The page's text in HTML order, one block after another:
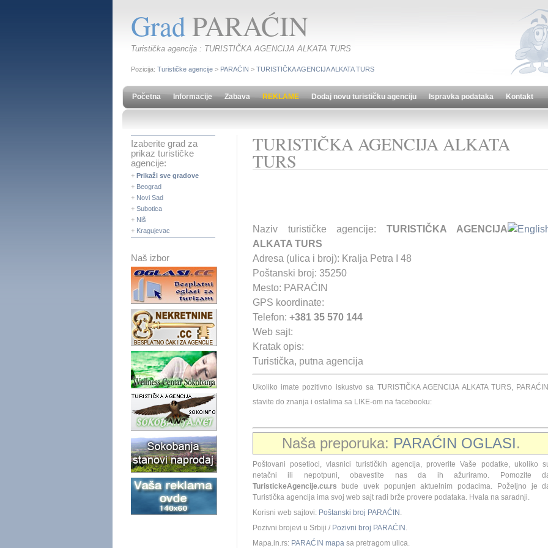
GradPARAĆIN
Turistička agencija : TURISTIČKA AGENCIJA ALKATA TURS
Pozicija: Turističke agencije > PARAĆIN > TURISTIČKA AGENCIJA ALKATA TURS
Početna Informacije Zabava REKLAME Dodaj novu turističku agenciju Ispravka podataka Kontakt
Izaberite grad za
prikaz turističke
agencije:
+ Prikaži sve gradove
+ Beograd
+ Novi Sad
+ Subotica
+ Niš
+ Kragujevac
Naš izbor
TURISTIČKA AGENCIJA ALKATA
TURS
Naziv turističke agencije:TURISTIČKA AGENCIJA
ALKATA TURS
Adresa (ulica i broj): Kralja Petra I 48
Poštanski broj: 35250
Mesto: PARAĆIN
GPS koordinate:
Telefon: +381 35 570 144
Web sajt:
Kratak opis:
Turistička, putna agencija
Ukoliko imate pozitivno iskustvo sa TURISTIČKA AGENCIJA ALKATA TURS,
stavite do znanja i ostalima sa LIKE-om na facebooku:
Naša preporuka: PARAĆIN OGLASI.
Poštovani posetioci, vlasnici turističkih agencija, proverite Vaše podatke, ukoliko
netačni ili nepotpuni, obavestite nas da ih ažuriramo. Pomozite
TuristickeAgencije.cu.rs bude uvek popunjen aktuelnim podacima. Poželjno je
Turistička agencija ima svoj web sajt radi brže provere podataka. Hvala na saradnji.
Korisni web sajtovi: Poštanski broj PARAĆIN .
Pozivni brojevi u Srbiji / Pozivni broj PARAĆIN .
Mapa.in.rs: PARAĆIN mapasa pretragom ulica.